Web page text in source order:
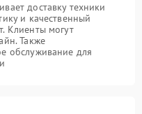
доставку техники
и качественный
Клиенты могут
Также
обслуживание для